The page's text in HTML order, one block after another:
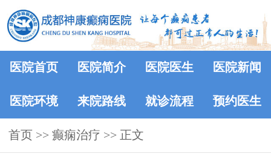
医院首页 医院简介 医院医生 医院新闻
医院环境 来院路线 就诊流程 预约医生
首页 >> 癫痫治疗 >> 正文